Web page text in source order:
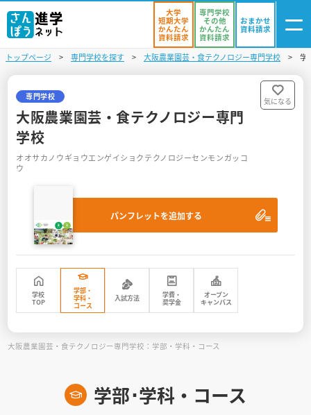
資料リスト
オープンキャンパスを探す
お役立ち情報
見学会WEB手引書
アンケートフォーム（学校用）
大学
短期大学
かんたん
資料請求
専門学校
その他
かんたん
資料請求
おまかせ
資料請求
トップページ 専門学校を探す 大阪農業園芸・食テクノロジー専門学校 学
専門学校
大阪農業園芸・食テクノロジー専門
学校
オオサカノウギョウエンゲイショクテクノロジーセンモンガッコ
ウ
パンフレットを追加する
気になる
学校
TOP
学部・
学科・
コース
入試方法
学費・
奨学金
オープン
キャンパス
大阪農業園芸・食テクノロジー専門学校：学部・学科・コース
学部･学科・コース